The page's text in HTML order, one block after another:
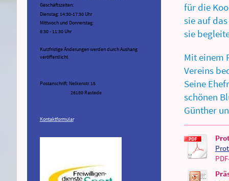
für die
sie auf
sie
Mit einem
Vereins
Seine
schönen
Günther
Geschäftszeiten:
Dienstag: 14:30-17:30 Uhr
Mittwoch und Donnerstag:
8:30 - 11:30 Uhr
Kurzfristige Änderungen werden durch Aushang
veröffentlicht
Postanschrift: Nelkenstr. 15
26180 Rastede
Kontaktformular.